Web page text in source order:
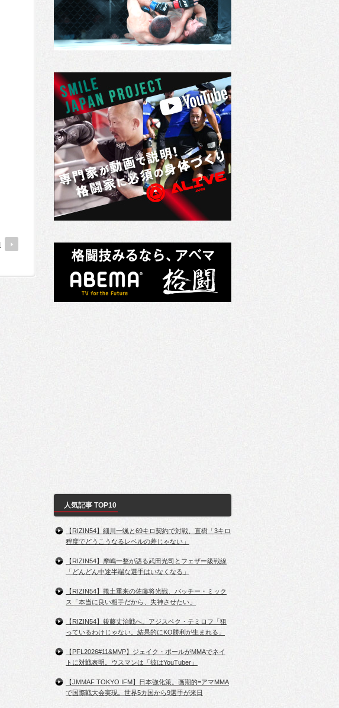
人気記事 TOP10
【RIZIN54】細川一颯と69キロ契約で対戦、直樹「3キロ
程度でどうこうなるレベルの差じゃない」
【RIZIN54】摩嶋一整が語る武田光司とフェザー級戦線
「どんどん中途半端な選手はいなくなる」
【RIZIN54】捲土重来の佐藤将光戦、パッチー・ミック
ス「本当に良い相手だから、失神させたい」
【RIZIN54】後藤丈治戦へ。アジスベク・テミロフ「狙
っているわけじゃない。結果的にKO勝利が生まれる」
【PFL2026#11&MVP】ジェイク・ポールがMMAでネイ
トに対戦表明。ウスマンは「彼はYouTuber」
【JMMAF TOKYO IFM】日本強化策。画期的=アマMMA
で国際戦大会実現。世界5カ国から9選手が来日